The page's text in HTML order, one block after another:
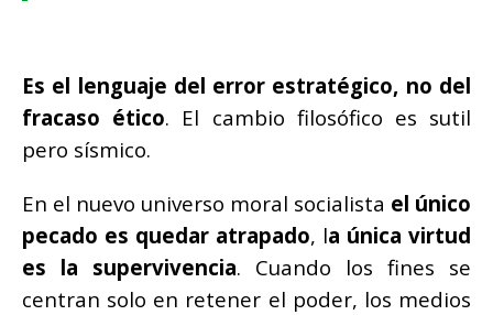
Es el lenguaje del error estratégico, no del
fracaso ético. El cambio filosófico es sutil
pero sísmico.
En el nuevo universo moral socialista el único
pecado es quedar atrapado, la única virtud
es la supervivencia. Cuando los fines se
centran solo en retener el poder, los medios